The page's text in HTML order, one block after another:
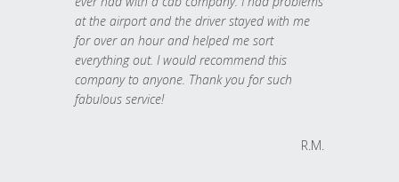
at the airport and the driver stayed with me
for over an hour and helped me sort
everything out. I would recommend this
company to anyone. Thank you for such
fabulous service!
R.M.